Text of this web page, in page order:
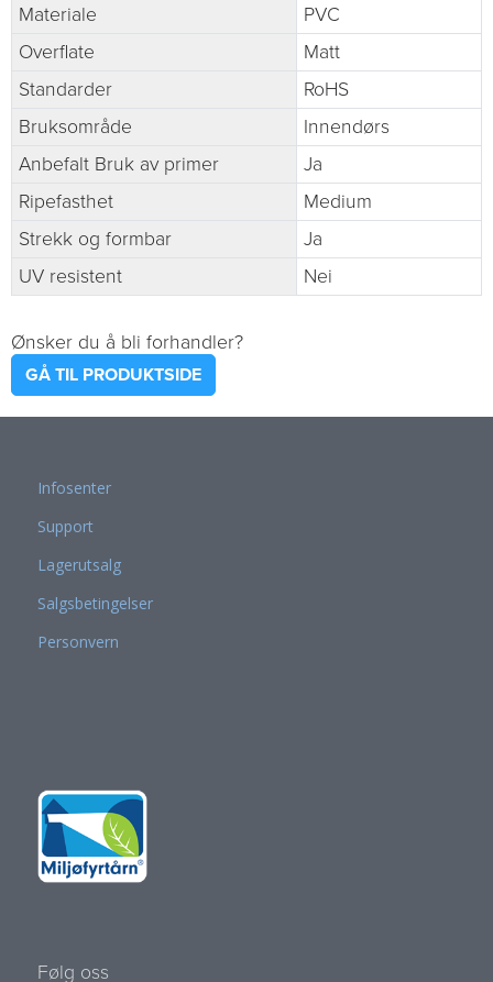
Materiale
PVC
Overflate
Matt
Standarder
RoHS
Bruksområde
Innendørs
Anbefalt Bruk av primer
Ja
Ripefasthet
Medium
Strekk og formbar
Ja
UV resistent
Nei
Ønsker du å bli forhandler?
GÅ TIL PRODUKTSIDE
Infosenter
Support
Lagerutsalg
Salgsbetingelser
Personvern
Følg oss